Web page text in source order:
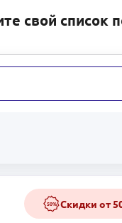
свой список
50% Скидки от